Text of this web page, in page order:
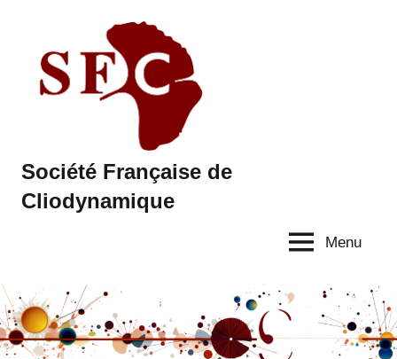
contenu
Société Française de
Cliodynamique
Menu